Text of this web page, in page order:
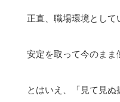
正直、職場環境として
安定を取って今のまま
とはいえ、「見て見